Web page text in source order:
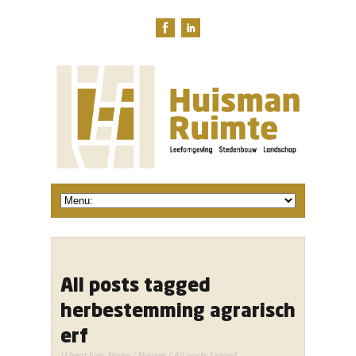
All posts tagged
herbestemming agrarisch
erf